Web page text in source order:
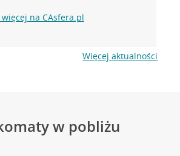
na CAsfera.pl
Więcej aktualności
w pobliżu